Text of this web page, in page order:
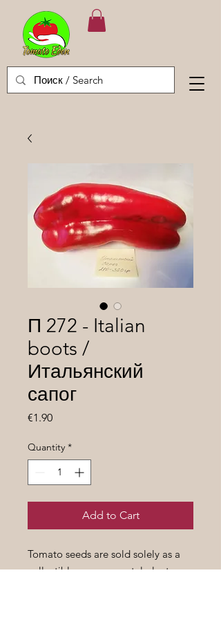
П 272 - Italian
boots /
Итальянский
сапог
€1.90Price
Quantity *
Add to Cart
Tomato seeds are sold solely as a
collectible or ornamental plant.